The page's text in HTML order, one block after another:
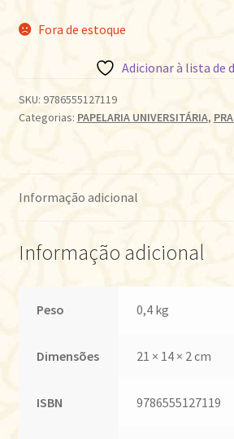
Fora de estoque
Adicionar à lista de
SKU: 9786555127119
Categorias: PAPELARIA UNIVERSITÁRIA,
Informação adicional
Informação adicional
Peso 0,4 kg
Dimensões 21 × 14 × 2 cm
ISBN 9786555127119